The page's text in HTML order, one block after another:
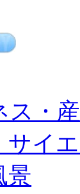
ス・
サイ
景